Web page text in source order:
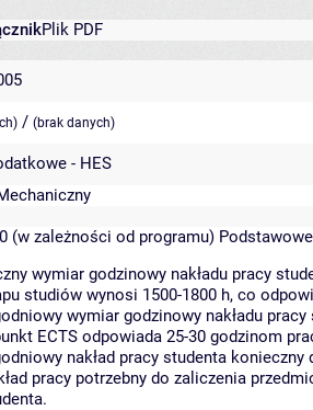
Plik PDF
/ (brak danych)
- HES
(w zależności od programu)
wymiar godzinowy nakładu pracy
studiów wynosi 1500-1800 h, co
wymiar godzinowy nakładu
ECTS odpowiada 25-30 godzinom
nakład pracy studenta
pracy potrzebny do zaliczenia